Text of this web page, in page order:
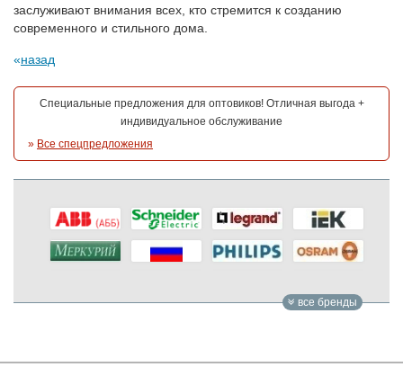
заслуживают внимания всех, кто стремится к созданию
современного и стильного дома.
назад
Специальные предложения для оптовиков! Отличная выгода +
индивидуальное обслуживание
» Все спецпредложения
все бренды